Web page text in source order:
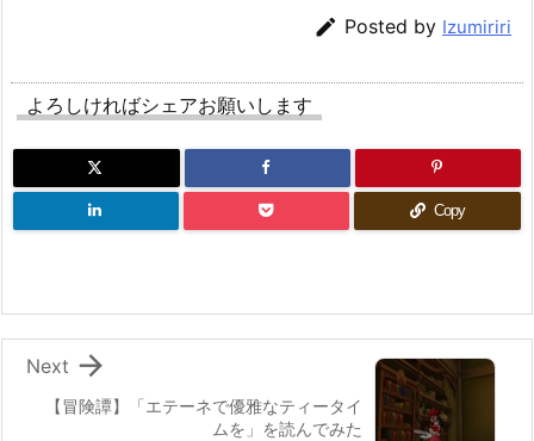
 Posted by Izumiriri
よろしければシェアお願いします
Copy
【冒険譚】「エテーネで優雅なティータイ
ムを」を読んでみた

Next